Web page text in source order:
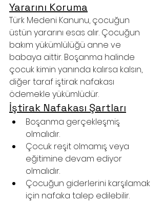
Yararını Koruma
Türk Medeni Kanunu, çocuğun
üstün yararını esas alır. Çocuğun
bakım yükümlülüğü anne ve
babaya aittir. Boşanma halinde
çocuk kimin yanında kalırsa kalsın,
diğer taraf iştirak nafakası
ödemekle yükümlüdür.
İştirak Nafakası Şartları
Boşanma gerçekleşmiş
olmalıdır.
Çocuk reşit olmamış veya
eğitimine devam ediyor
olmalıdır.
Çocuğun giderlerini karşılamak
için nafaka talep edilebilir.